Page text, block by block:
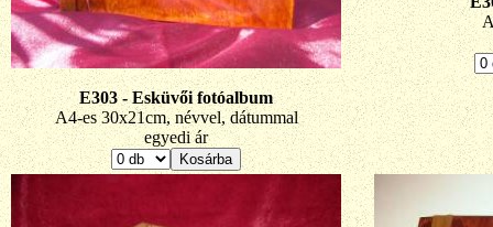
E303 - Esküvői fotóalbum
A4-es 30x21cm, névvel, dátummal
egyedi ár